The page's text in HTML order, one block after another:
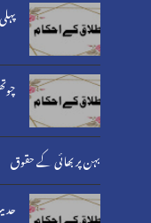
بہن پر بھائی کے حقوق